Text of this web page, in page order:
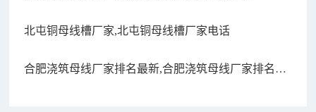
北屯铜母线槽厂家,北屯铜母线槽厂家电话
合肥浇筑母线厂家排名最新,合肥浇筑母线厂家排名最